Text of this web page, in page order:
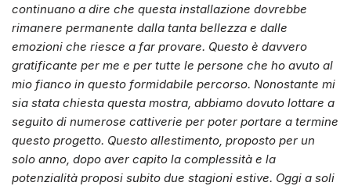
continuano a dire che questa installazione dovrebbe
rimanere permanente dalla tanta bellezza e dalle
emozioni che riesce a far provare. Questo è davvero
gratificante per me e per tutte le persone che ho avuto al
mio fianco in questo formidabile percorso. Nonostante mi
sia stata chiesta questa mostra, abbiamo dovuto lottare a
seguito di numerose cattiverie per poter portare a termine
questo progetto. Questo allestimento, proposto per un
solo anno, dopo aver capito la complessità e la
potenzialità proposi subito due stagioni estive. Oggi a soli